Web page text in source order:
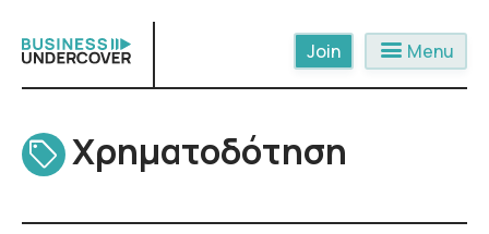
content
menu Menu
Χρηματοδότηση